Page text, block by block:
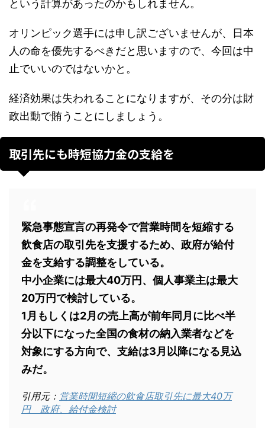
という計算があったのかもしれません。
オリンピック選手には申し訳ございませんが、日本
人の命を優先するべきだと思いますので、今回は中
止でいいのではないかと。
経済効果は失われることになりますが、その分は財
政出動で賄うことにしましょう。
取引先にも時短協力金の支給を
緊急事態宣言の再発令で営業時間を短縮する
飲食店の取引先を支援するため、政府が給付
金を支給する調整をしている。
中小企業には最大40万円、個人事業主は最大
20万円で検討している。
1月もしくは2月の売上高が前年同月に比べ半
分以下になった全国の食材の納入業者などを
対象にする方向で、支給は3月以降になる見込
みだ。
引用元： 営業時間短縮の飲食店取引先に最大40万
円 政府、給付金検討